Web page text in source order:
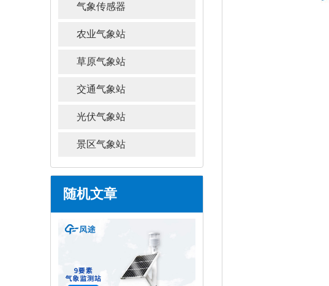
气象传感器
农业气象站
草原气象站
交通气象站
光伏气象站
景区气象站
随机文章